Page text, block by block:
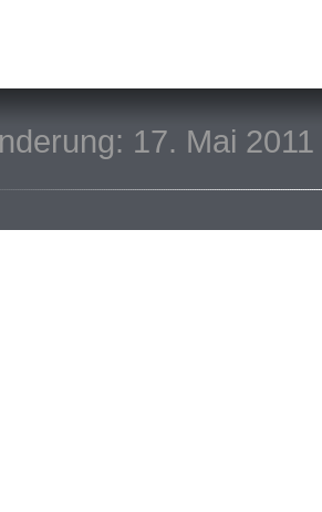
17. Mai